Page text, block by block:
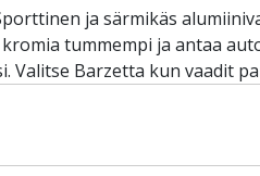
ja särmikäs
tummempi ja antaa
Valitse Barzetta kun vaadit